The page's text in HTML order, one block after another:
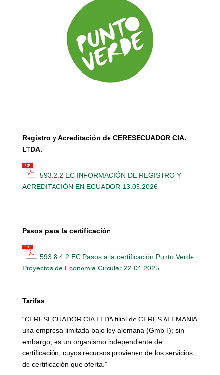
Registro y Acreditación de CERESECUADOR CIA.
LTDA.
593.2.2 EC INFORMACIÓN DE REGISTRO Y
ACREDITACIÓN EN ECUADOR 13.05.2026
Pasos para la certificación
593.8.4.2 EC Pasos a la certificación Punto Verde
Proyectos de Economia Circular 22.04.2025
Tarifas
“CERESECUADOR CIA LTDA filial de CERES ALEMANIA
una empresa limitada bajo ley alemana (GmbH); sin
embargo, es un organismo independiente de
certificación, cuyos recursos provienen de los servicios
de certificación que oferta.”